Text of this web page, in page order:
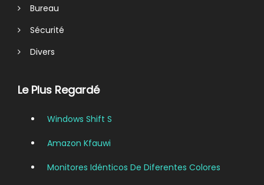
Bureau
Sécurité
Divers
Le Plus Regardé
Windows Shift S
Amazon Kfauwi
Monitores Idénticos De Diferentes Colores